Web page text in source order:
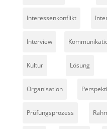
Interessenkonflikt
Interview
Kultur Lösung
Organisation
Prüfungsprozess